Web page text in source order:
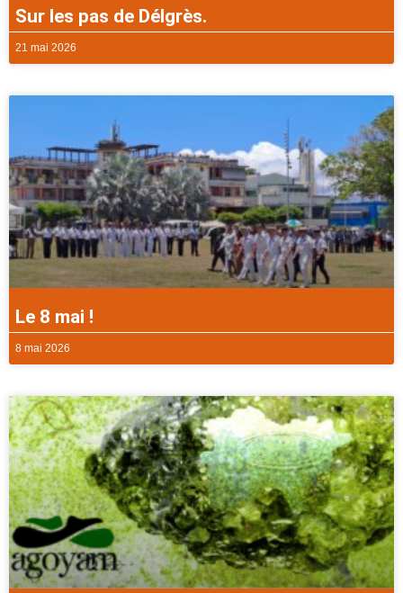
Sur les pas de Délgrès.
21 mai 2026
Le 8 mai !
8 mai 2026